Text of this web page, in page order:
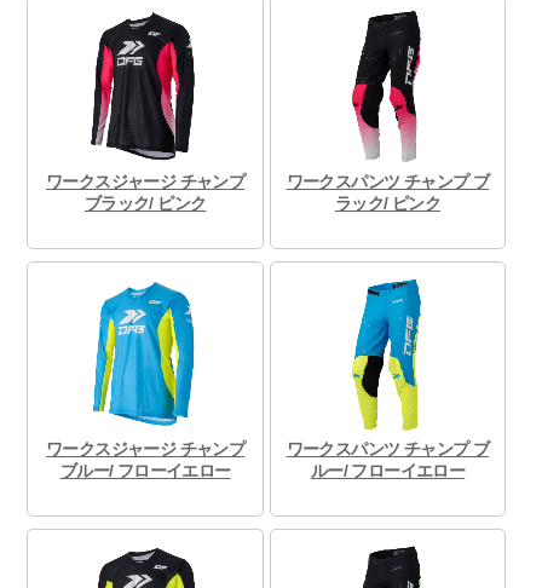
ワークスジャージ チャンプ
ブラック/ ピンク
ワークスパンツ チャンプ ブ
ラック/ ピンク
ワークスジャージ チャンプ
ブルー/ フローイエロー
ワークスパンツ チャンプ ブ
ルー/ フローイエロー